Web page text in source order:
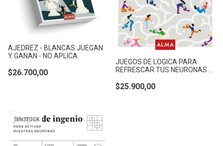
AJEDREZ - BLANCAS JUEGAN
Y GANAN - NO APLICA
$26.700,00
JUEGOS DE LOGICA PARA
REFRESCAR TUS NEURONAS -
$25.900,00
SIN STOCK